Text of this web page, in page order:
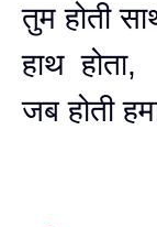
तुम होती
हाथ होता,
जब होती